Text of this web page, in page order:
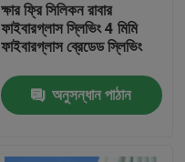
ক্ষার ফ্রি সিলিকন রাবার
ফাইবারগ্লাস স্লিভিং 4 মিমি
ফাইবারগ্লাস ব্রেডেড স্লিভিং
অনুসন্ধান পাঠান